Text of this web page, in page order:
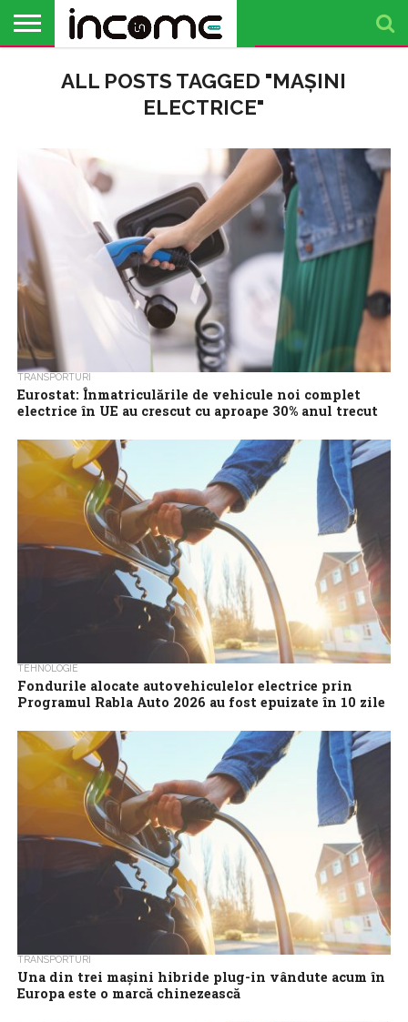
PROFIL DE
ANTREPRENOR
BUSINESS
ANALIZE
OPINII
FINANȚE
PERSONALE
TIMP
LIBERALL POSTS TAGGED "MAȘINI
ELECTRICE"
TRANSPORTURI
Eurostat: Înmatriculările de vehicule noi complet
electrice în UE au crescut cu aproape 30% anul trecut
înmatriculate în UE, reprezentând o redresare solidă, de 29,7%,
comparativ cu 2024,...
TEHNOLOGIE
Fondurile alocate autovehiculelor electrice prin
Programul Rabla Auto 2026 au fost epuizate în 10 zile
Bugetul de 120 de milioane de lei destinat autovehiculelor
electrice în programul Rabla Auto 2026 a fost epuizat joi, după
depunerea a...
TRANSPORTURI
Una din trei mașini hibride plug-in vândute acum în
Europa este o marcă chinezească